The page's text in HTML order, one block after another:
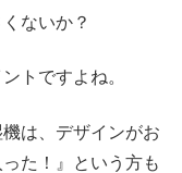
ないか？
トですよね。
は、デザインがお
た！』という方も